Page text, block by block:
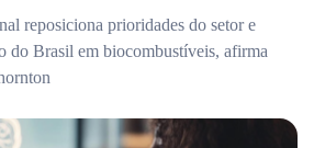
reposiciona prioridades do setor e
do Brasil em biocombustíveis, afirma